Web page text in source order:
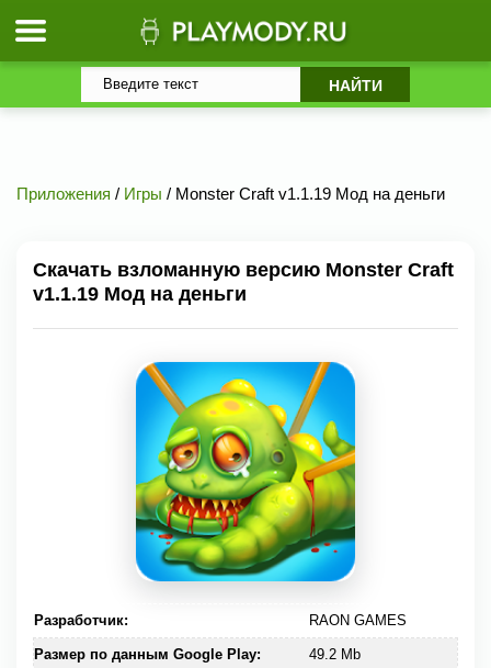
Приложения / Игры / Monster Craft v1.1.19 Мод на деньги
Скачать взломанную версию Monster Craft
v1.1.19 Мод на деньги
Разработчик: RAON GAMES
Размер по данным Google Play: 49.2 Mb